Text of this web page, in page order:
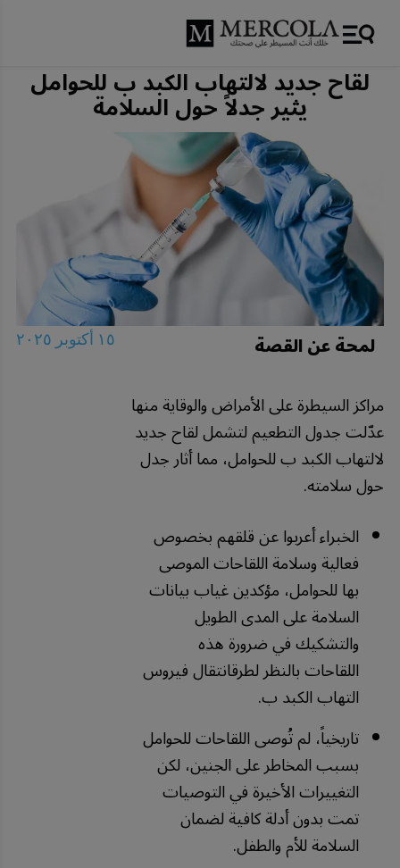
لقاح جديد لالتهاب الكبد ب للحوامل
يثير جدلاً حول السلامة
١٥ أكتوبر ٢٠٢٥
لمحة عن القصة
مراكز السيطرة على الأمراض والوقاية منها
عدّلت جدول التطعيم لتشمل لقاح جديد
لالتهاب الكبد ب للحوامل، مما أثار جدل
حول سلامته.
الخبراء أعربوا عن قلقهم بخصوص
فعالية وسلامة اللقاحات الموصى
بها للحوامل، مؤكدين غياب بيانات
السلامة على المدى الطويل
والتشكيك في ضرورة هذه
اللقاحات بالنظر لطرقانتقال فيروس
التهاب الكبد ب.
تاريخياً، لم تُوصى اللقاحات للحوامل
بسبب المخاطر على الجنين، لكن
التغييرات الأخيرة في التوصيات
تمت بدون أدلة كافية لضمان
السلامة للأم والطفل.